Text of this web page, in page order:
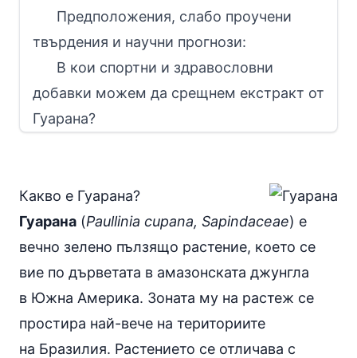
Предположения, слабо проучени
твърдения и научни прогнози:
В кои спортни и здравословни
добавки можем да срещнем екстракт от
Гуарана?
Какво е Гуарана?
Гуарана (Paullinia cupana, Sapindaceae) e
вечно зелено пълзящо растение, което се
вие по дърветата в амазонската джунгла
в Южна Америка. Зоната му на растеж се
простира най-вече на териториите
на Бразилия. Растението се отличава с